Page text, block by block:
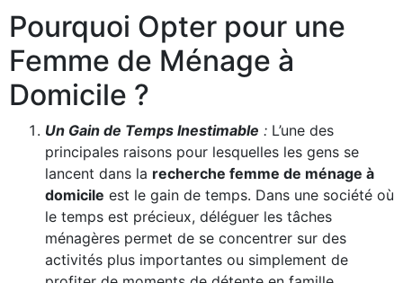
Pourquoi Opter pour une
Femme de Ménage à
Domicile ?
Un Gain de Temps Inestimable : L’une des
principales raisons pour lesquelles les gens se
lancent dans la recherche femme de ménage à
domicile est le gain de temps. Dans une société où
le temps est précieux, déléguer les tâches
ménagères permet de se concentrer sur des
activités plus importantes ou simplement de